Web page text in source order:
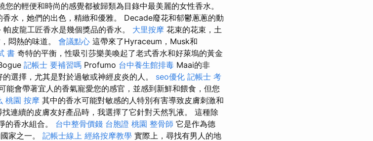
您的輕便和時尚的感覺都被歸類為目錄中最美麗的女性香水。
水，她們的出色，精緻和優雅。 Decade廢花和郁鬱蔥蔥的動
帕皮龍工匠香水是幾個獎品的香水。 大里按摩 花束的花束，土
悶熱的味道。 會議點心 這帶來了Hyraceum，Musk和
書 奇特的平衡，性吸引莎樂美喚起了老式香水和好萊塢的黃金
記帳士 要補習嗎 Profumo 台中養生館排毒 Maai的非
選擇，尤其是對於過敏或神經皮炎的人。 seo優化 記帳士 考
能會帶著宜人的香氣寵愛您的感官，並感到新鮮和餵食，但您
桃園 按摩 其中的香水可能對敏感的人特別有害導致皮膚刺激和
找連續的皮膚友好產品時，我選擇了它針對天然乳液。 這種除
的香水組合。 台中整骨價錢 台胞證 桃園 整骨師 它是作為德
家之一。 記帳士線上 經絡按摩教學 實際上，尋找有男人的地